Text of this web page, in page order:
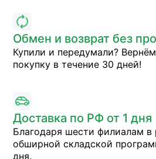
Обмен и возврат без
Купили и передумали?
покупку в течение 30 дней!
Доставка по РФ от 1 дня
Благодаря шести филиалам в
обширной складской
дня.